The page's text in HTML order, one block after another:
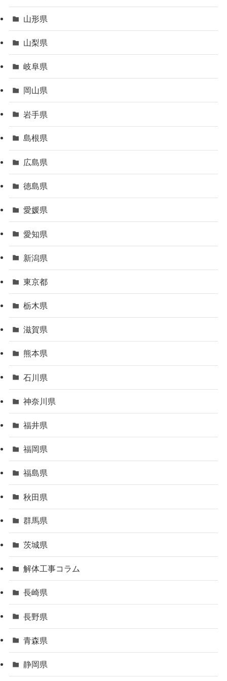
山形県
山梨県
岐阜県
岡山県
岩手県
島根県
広島県
徳島県
愛媛県
愛知県
新潟県
東京都
栃木県
滋賀県
熊本県
石川県
神奈川県
福井県
福岡県
福島県
秋田県
群馬県
茨城県
解体工事コラム
長崎県
長野県
青森県
静岡県